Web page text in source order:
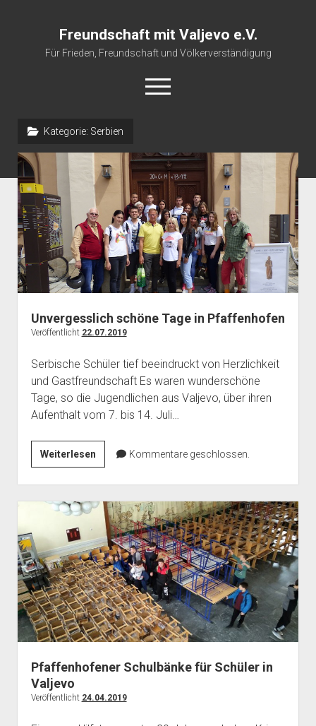
Freundschaft mit Valjevo e.V.
Für Frieden, Freundschaft und Völkerverständigung
open
menu
Veranstaltungskalender
Über uns
Impressum
Kategorie: Serbien
Unvergesslich schöne Tage in Pfaffenhofen
Veröffentlicht 22.07.2019
Serbische Schüler tief beeindruckt von Herzlichkeit
und Gastfreundschaft Es waren wunderschöne
Tage, so die Jugendlichen aus Valjevo, über ihren
Aufenthalt vom 7. bis 14. Juli…
WeiterlesenUnvergesslich
schöne
Tage
in
Pfaffenhofen
Kommentare geschlossen.
Pfaffenhofener Schulbänke für Schüler in
Valjevo
Veröffentlicht 24.04.2019